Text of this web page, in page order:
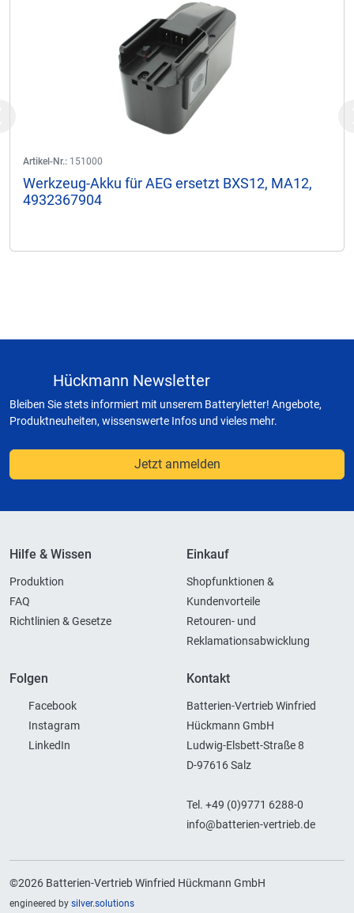
Artikel-Nr.: 151000
Werkzeug-Akku für AEG ersetzt BXS12, MA12,
4932367904
Hückmann Newsletter
Bleiben Sie stets informiert mit unserem Batteryletter! Angebote,
Produktneuheiten, wissenswerte Infos und vieles mehr.
Jetzt anmelden
Hilfe & Wissen
Produktion
FAQ
Richtlinien & Gesetze
Einkauf
Shopfunktionen &
Kundenvorteile
Retouren- und
Reklamationsabwicklung
Folgen
Facebook
Instagram
LinkedIn
Kontakt
Batterien-Vertrieb Winfried
Hückmann GmbH
Ludwig-Elsbett-Straße 8
D-97616 Salz
Tel. +49 (0)9771 6288-0
info@batterien-vertrieb.de
©2026 Batterien-Vertrieb Winfried Hückmann GmbH
engineered by silver.solutions